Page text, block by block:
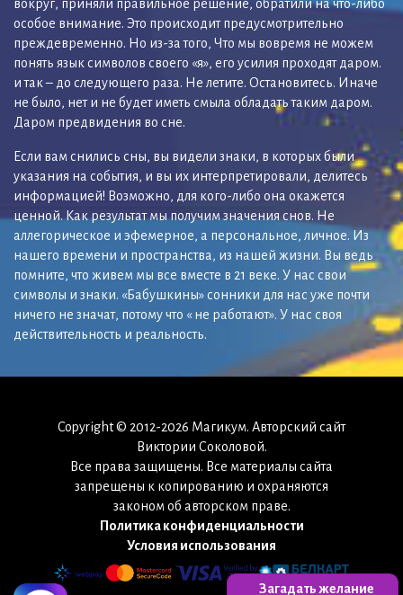
вокруг, приняли правильное решение, обратили на что-либо
особое внимание. Это происходит предусмотрительно
преждевременно. Но из-за того, Что мы вовремя не можем
понять язык символов своего «я», его усилия проходят даром.
и так – до следующего раза. Не летите. Остановитесь. Иначе
не было, нет и не будет иметь смыла обладать таким даром.
Даром предвидения во сне.
Если вам снились сны, вы видели знаки, в которых были
указания на события, и вы их интерпретировали, делитесь
информацией! Возможно, для кого-либо она окажется
ценной. Как результат мы получим значения снов. Не
аллегорическое и эфемерное, а персональное, личное. Из
нашего времени и пространства, из нашей жизни. Вы ведь
помните, что живем мы все вместе в 21 веке. У нас свои
символы и знаки. «Бабушкины» сонники для нас уже почти
ничего не значат, потому что « не работают». У нас своя
действительность и реальность.
Copyright © 2012-2026 Магикум. Авторский сайт
Виктории Соколовой.
Все права защищены. Все материалы сайта
запрещены к копированию и охраняются
законом об авторском праве.
Политика конфиденциальности
Условия использования
Загадать желание